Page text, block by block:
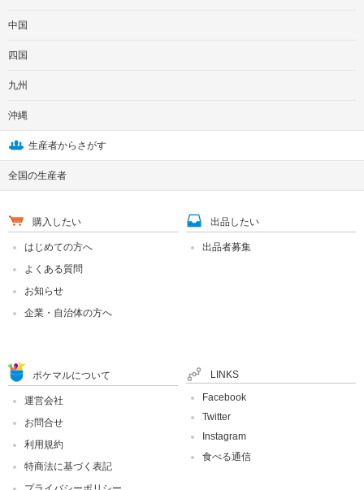
中国
四国
九州
沖縄
生産者からさがす
全国の生産者
購入したい
はじめての方へ
よくある質問
お知らせ
企業・自治体の方へ
出品したい
出品者募集
ポケマルについて
運営会社
お問合せ
利用規約
特商法に基づく表記
LINKS
Facebook
Twitter
Instagram
食べる通信